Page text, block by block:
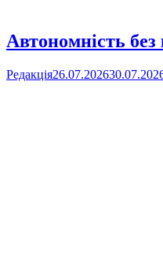
Автономність без
Редакція26.07.2026